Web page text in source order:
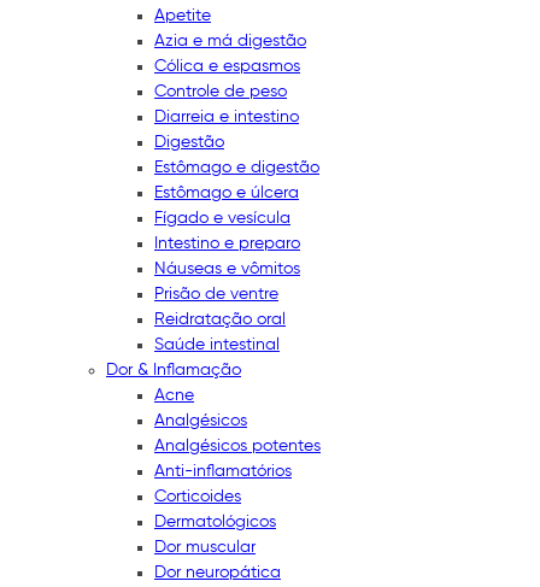
Apetite
Azia e má digestão
Cólica e espasmos
Controle de peso
Diarreia e intestino
Digestão
Estômago e digestão
Estômago e úlcera
Fígado e vesícula
Intestino e preparo
Náuseas e vômitos
Prisão de ventre
Reidratação oral
Saúde intestinal
Dor & Inflamação
Acne
Analgésicos
Analgésicos potentes
Anti-inflamatórios
Corticoides
Dermatológicos
Dor muscular
Dor neuropática